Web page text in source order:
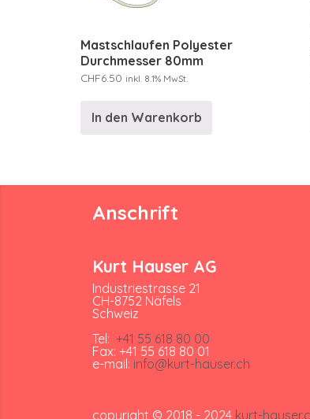
Mastschlaufen Polyester
Durchmesser 80mm
CHF6.50 inkl. 8.1% MwSt.
In den Warenkorb
Anschrift
Kurt Hauser AG
Industriestrasse 21
CH-8752 Näfels
Schweiz
Tel: +41 55 618 80 00
Fax: +41 55 618 80 01
e-mail: info@kurt-hauser.ch
copyright © 2018 - 2024 kurt-